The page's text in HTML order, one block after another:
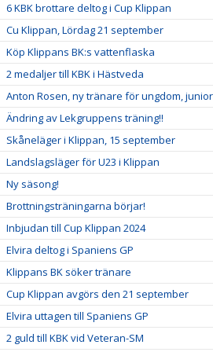
6 KBK brottare deltog i Cup Klippan
Cu Klippan, Lördag 21 september
Köp Klippans BK:s vattenflaska
2 medaljer till KBK i Hästveda
Anton Rosen, ny tränare för ungdom,
Ändring av Lekgruppens träning!!
Skåneläger i Klippan, 15 september
Landslagsläger för U23 i Klippan
Ny säsong!
Brottningsträningarna börjar!
Inbjudan till Cup Klippan 2024
Elvira deltog i Spaniens GP
Klippans BK söker tränare
Cup Klippan avgörs den 21 september
Elvira uttagen till Spaniens GP
2 guld till KBK vid Veteran-SM